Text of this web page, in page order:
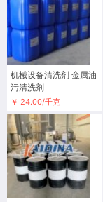
机械设备清洗剂 金属油
污清洗剂
￥ 24.00/千克